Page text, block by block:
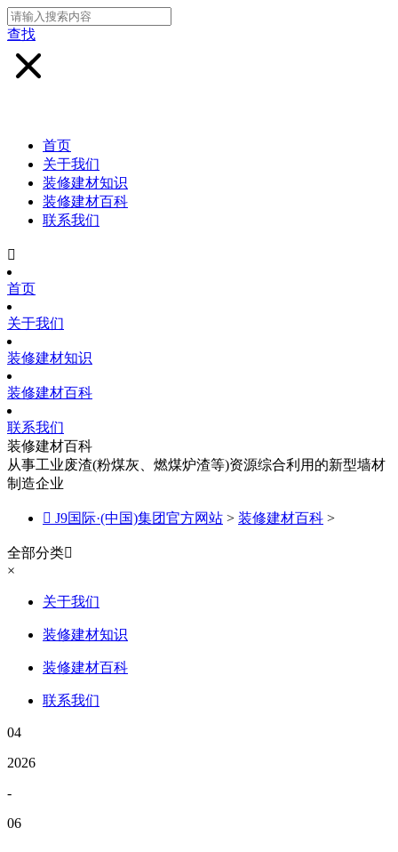
查找
首页
关于我们
装修建材知识
装修建材百科
联系我们

首页
关于我们
装修建材知识
装修建材百科
联系我们
装修建材百科
从事工业废渣(粉煤灰、燃煤炉渣等)资源综合利用的新型墙材
制造企业
 J9国际·(中国)集团官方网站 > 装修建材百科 >
全部分类
×
关于我们
装修建材知识
装修建材百科
联系我们
04
2026
-
06